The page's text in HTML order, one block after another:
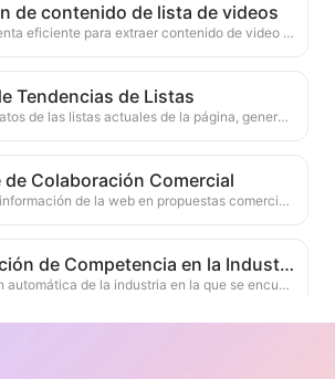
de contenido de lista de videos
Una herramienta eficiente para extraer contenido de video de páginas web, capaz de escanear rápidamente las páginas y organizar la información del video en una tabla estructurada en Markdown.
Tendencias de Listas
Analiza los datos de las listas actuales de la página, generando informes de tendencias. Identifica categorías populares, tipos de productos en rápido ascenso y tecnologías emergentes. Proporciona información de mercado instantánea para ayudarte a comprender las últimas tendencias de productos y movimientos del mercado.
Colaboración Comercial
Convierte la información de la web en propuestas comerciales personalizadas, mensajes privados de colaboración, proporciona plantillas listas para usar y guías de seguimiento, simplificando el proceso de colaboración.
Investigación de Competencia en la Industria
Identificación automática de la industria en la que se encuentra la empresa y sus principales competidores, basada en el contenido de la web. Generación de un informe detallado de análisis de la competencia, que incluye participación de mercado, comparación de productos y análisis FODA, ayudando a comprender la posición de la empresa en la industria.